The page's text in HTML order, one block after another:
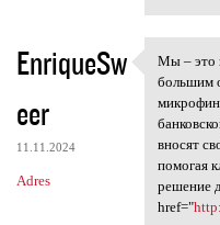
EnriqueSw
eer
11.11.2024
Adres
Мы –
Мы – это
большим
вносят
помогая
решение
href="